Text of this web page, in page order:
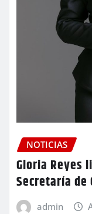
NOTICIAS
Gloria Reyes
Secretaría de
admin